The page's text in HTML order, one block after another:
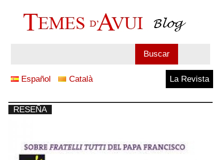
Temes
Buscar
Español Català La Revista
RESEÑA